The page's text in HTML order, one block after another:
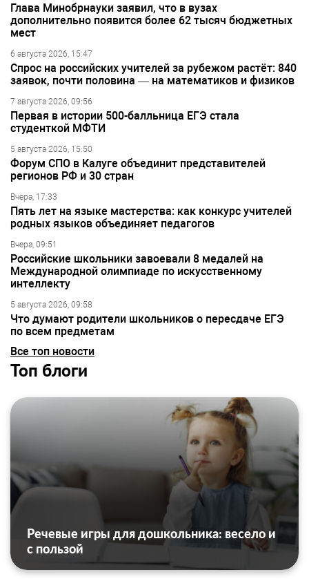
Глава Минобрнауки заявил, что в вузах
дополнительно появится более 62 тысяч бюджетных
мест
6 августа 2026, 15:47
Спрос на российских учителей за рубежом растёт: 840
заявок, почти половина — на математиков и физиков
7 августа 2026, 09:56
Первая в истории 500-балльница ЕГЭ стала
студенткой МФТИ
5 августа 2026, 15:50
Форум СПО в Калуге объединит представителей
регионов РФ и 30 стран
Вчера, 17:33
Пять лет на языке мастерства: как конкурс учителей
родных языков объединяет педагогов
Вчера, 09:51
Российские школьники завоевали 8 медалей на
Международной олимпиаде по искусственному
интеллекту
5 августа 2026, 09:58
Что думают родители школьников о пересдаче ЕГЭ
по всем предметам
Все топ новости
Топ блоги
Речевые игры для дошкольника: весело и
с пользой